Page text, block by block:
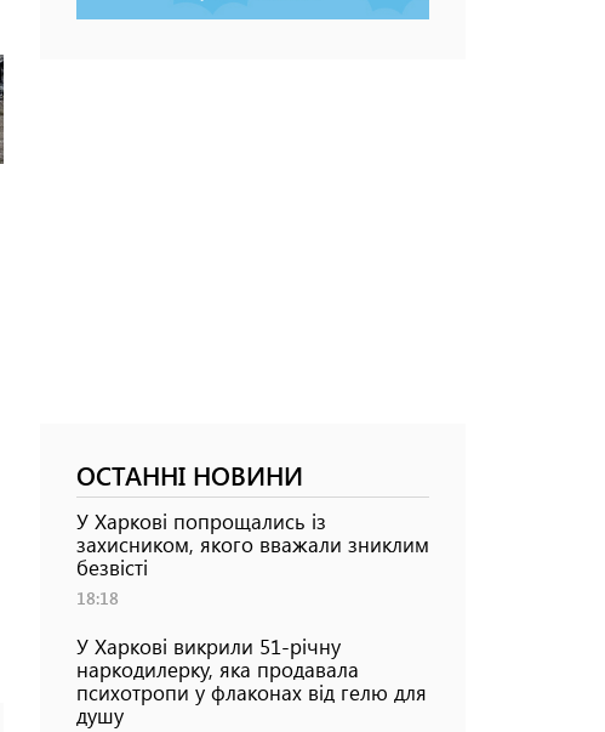
ОСТАННІ НОВИНИ
У Харкові попрощались із
захисником, якого вважали зниклим
безвісті
18:18
У Харкові викрили 51-річну
наркодилерку, яка продавала
психотропи у флаконах від гелю для
душу